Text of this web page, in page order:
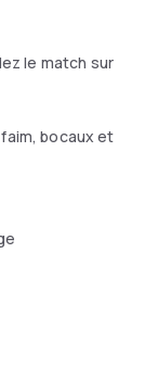
le match sur
faim, bocaux et